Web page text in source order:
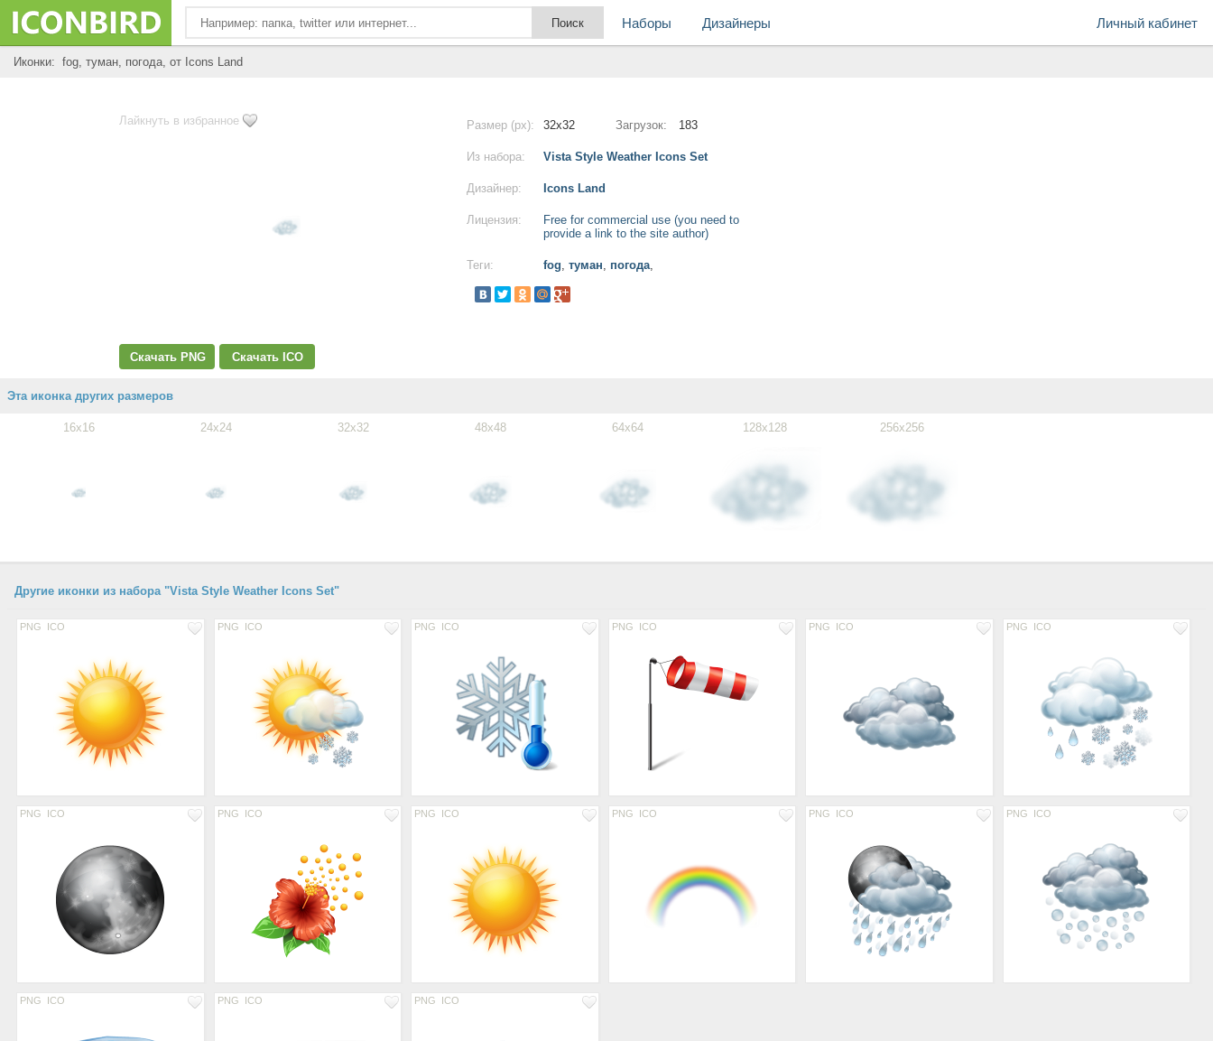
Личный кабинет
Наборы Дизайнеры
Иконки: fog, туман, погода, от Icons Land
Лайкнуть в избранное
Скачать PNG Скачать ICO
Размер (px): 32x32 Загрузок: 183
Из набора: Vista Style Weather Icons Set
Дизайнер: Icons Land
Лицензия:
Free for commercial use (you need to
provide a link to the site author)
Теги: fog, туман, погода,
Эта иконка других размеров
16x16 24x24 32x32 48x48 64x64 128x128 256x256
Другие иконки из набора "Vista Style Weather Icons Set"
PNG ICO PNG ICO PNG ICO PNG ICO PNG ICO PNG ICO
PNG ICO PNG ICO PNG ICO PNG ICO PNG ICO PNG ICO
PNG ICO PNG ICO PNG ICO